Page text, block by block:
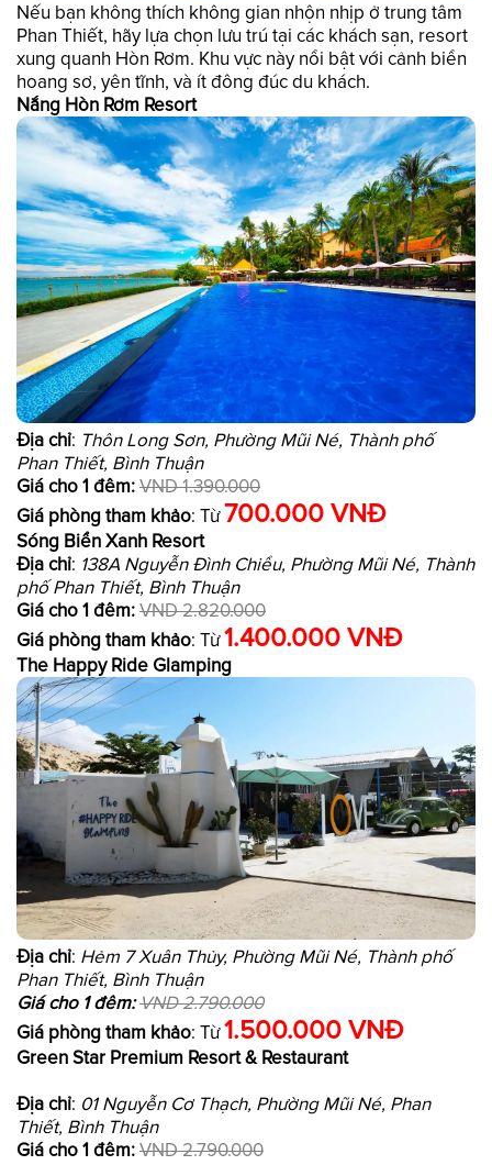
Nếu bạn không thích không gian nhộn nhịp ở trung tâm
Phan Thiết, hãy lựa chọn lưu trú tại các khách sạn, resort
xung quanh Hòn Rơm. Khu vực này nổi bật với cảnh biển
hoang sơ, yên tĩnh, và ít đông đúc du khách.
Nắng Hòn Rơm Resort
Địa chỉ: Thôn Long Sơn, Phường Mũi Né, Thành phố
Phan Thiết, Bình Thuận
Giá cho 1 đêm:VND 1.390.000
Giá phòng tham khảo: Từ700.000 VNĐ
Sóng Biển Xanh Resort
Địa chỉ: 138A Nguyễn Đình Chiểu, Phường Mũi Né, Thành
phố Phan Thiết, Bình Thuận
Giá cho 1 đêm:VND 2.820.000
Giá phòng tham khảo: Từ1.400.000 VNĐ
The Happy Ride Glamping
Địa chỉ: Hẻm 7 Xuân Thủy, Phường Mũi Né, Thành phố
Phan Thiết, Bình Thuận
Giá cho 1 đêm:VND 2.790.000
Giá phòng tham khảo: Từ1.500.000 VNĐ
Green Star Premium Resort & Restaurant
Địa chỉ: 01 Nguyễn Cơ Thạch, Phường Mũi Né, Phan
Thiết, Bình Thuận
Giá cho 1 đêm:VND 2.790.000